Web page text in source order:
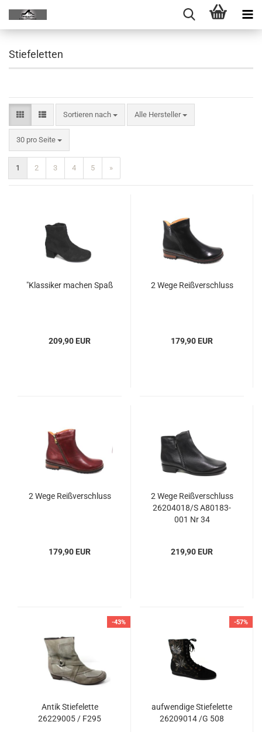
Stiefeletten
Sortieren nach Alle Hersteller
30 pro Seite
1 2 3 4 5 »
"Klassiker machen Spaß
209,90 EUR
2 Wege Reißverschluss
179,90 EUR
2 Wege Reißverschluss
179,90 EUR
2 Wege Reißverschluss
26204018/S A80183-
001 Nr 34
219,90 EUR
-43%
Antik Stiefelette
26229005 / F295
-57%
aufwendige Stiefelette
26209014 /G 508